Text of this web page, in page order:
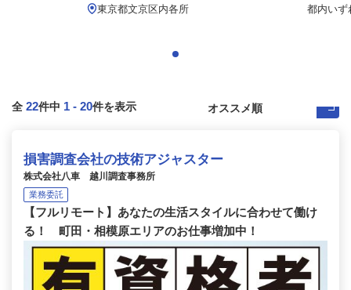
東京都文京区内各所
都内いず
全 22件中 1 - 20件を表示
損害調査会社の技術アジャスター
株式会社八車 越川調査事務所
業務委託
【フルリモート】あなたの生活スタイルに合わせて働け
る！ 町田・相模原エリアのお仕事増加中！